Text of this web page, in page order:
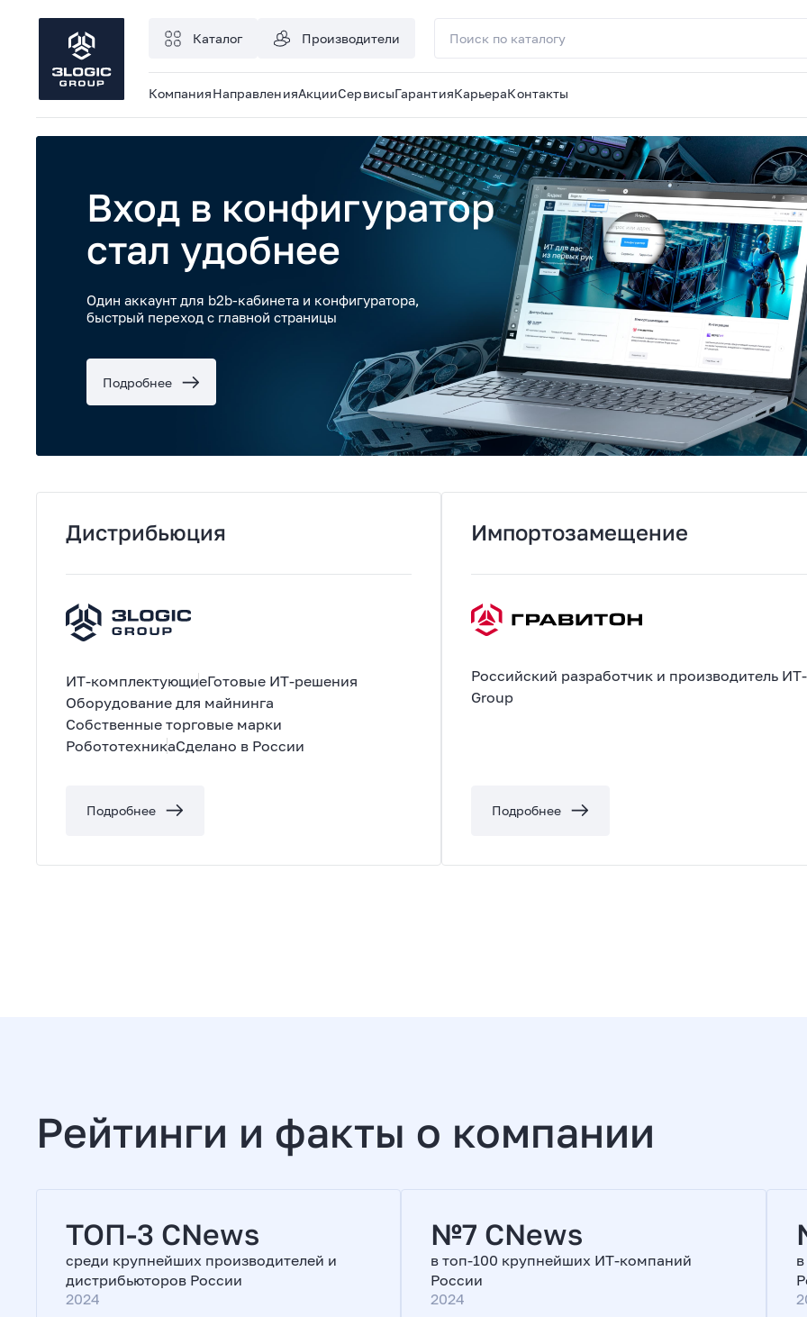
Каталог Производители
КомпанияНаправленияАкцииСервисыГарантияКарьераКонтакты
Вход в конфигуратор
стал удобнее
Один аккаунт для b2b-кабинета и конфигуратора,
быстрый переход с главной страницы
Подробнее
Дистрибьюция
ИТ-комплектующиеГотовые ИТ-решения
Оборудование для майнинга
Собственные торговые марки
РобототехникаСделано в России
Подробнее
Импортозамещение
Российский разработчик и производитель
Group
Подробнее
Рейтинги и факты о компании
ТОП-3 CNews
среди крупнейших производителей и
дистрибьюторов России
2024
№7 CNews
в топ-100 крупнейших ИТ-компаний
России
2024